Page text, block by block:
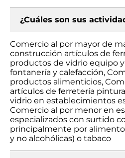
¿Cuáles son sus
Comercio al por mayor de
construcción artículos de
productos de vidrio equipo
fontanería y calefacción,
productos alimenticios,
artículos de ferretería
vidrio en establecimientos
Comercio al por menor en
especializados con surtido
principalmente por
y no alcohólicas) o tabaco